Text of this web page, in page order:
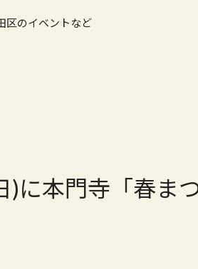
区のイベントなど
)に本門寺「春ま